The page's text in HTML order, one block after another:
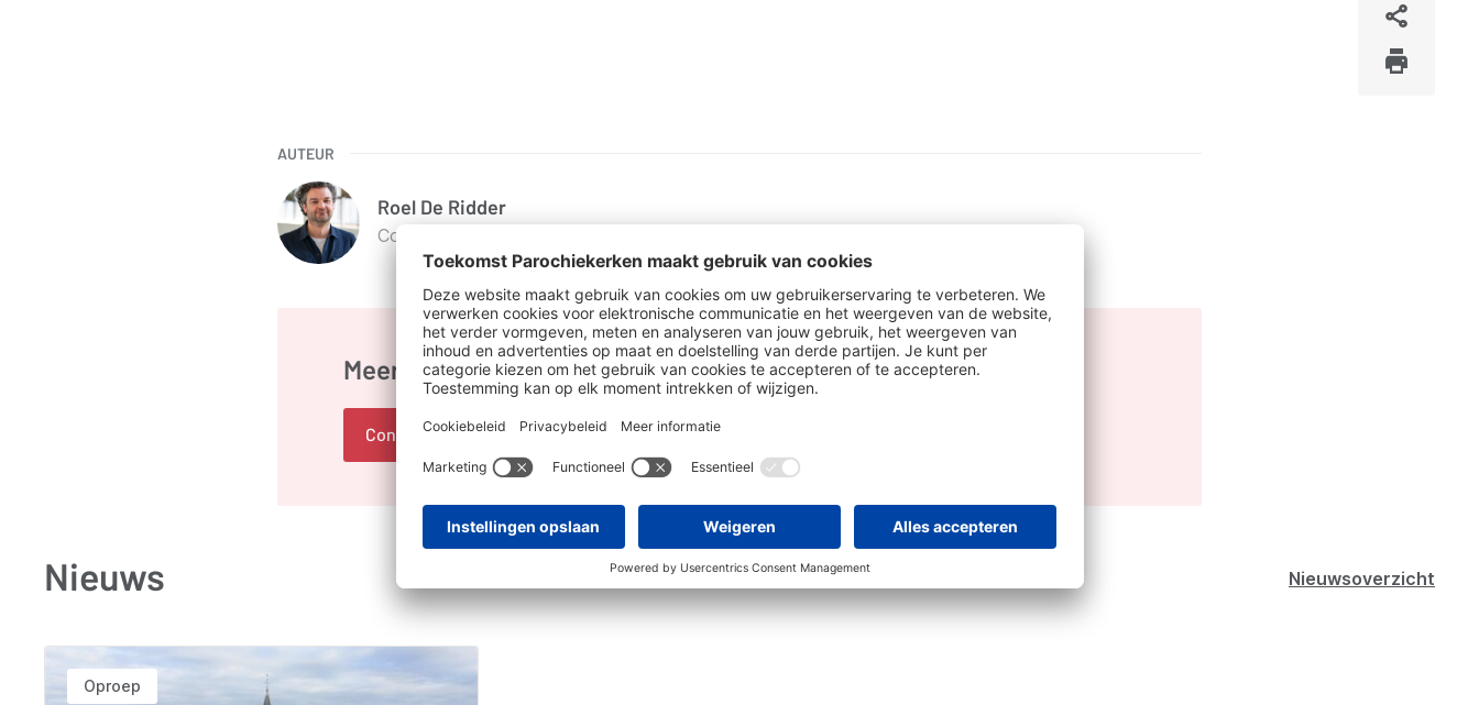
AUTEUR
Roel De Ridder
Coördinator (VVSG)
Meer info over dit artikel?
Contacteer ons
Nieuws Nieuwsoverzicht
Oproep